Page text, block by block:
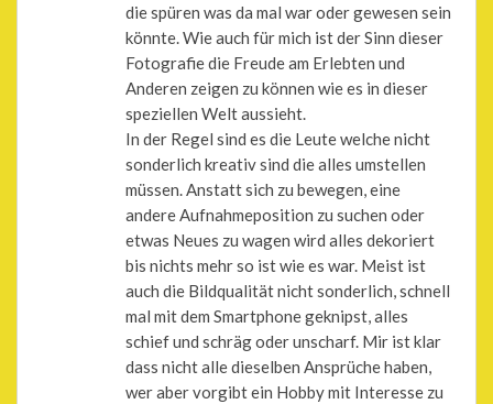
die spüren was da mal war oder gewesen sein
könnte. Wie auch für mich ist der Sinn dieser
Fotografie die Freude am Erlebten und
Anderen zeigen zu können wie es in dieser
speziellen Welt aussieht.
In der Regel sind es die Leute welche nicht
sonderlich kreativ sind die alles umstellen
müssen. Anstatt sich zu bewegen, eine
andere Aufnahmeposition zu suchen oder
etwas Neues zu wagen wird alles dekoriert
bis nichts mehr so ist wie es war. Meist ist
auch die Bildqualität nicht sonderlich, schnell
mal mit dem Smartphone geknipst, alles
schief und schräg oder unscharf. Mir ist klar
dass nicht alle dieselben Ansprüche haben,
wer aber vorgibt ein Hobby mit Interesse zu